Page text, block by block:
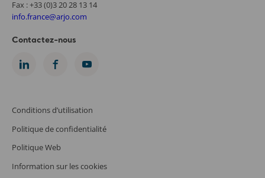
Fax : +33 (0)3 20 28 13 14
info.france@arjo.com
Contactez-nous
Conditions d’utilisation
Politique de confidentialité
Politique Web
Information sur les cookies